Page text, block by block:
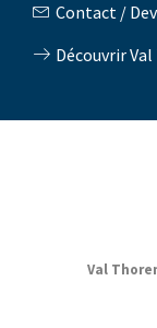
Contact /
Découvrir
Val